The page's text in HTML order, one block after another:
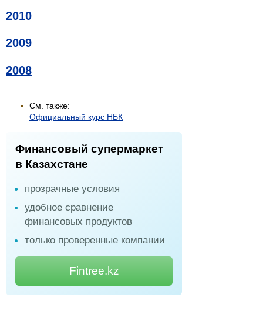
2010
2009
2008
См. также:
Официальный курс НБК
Финансовый супермаркет
в Казахстане
прозрачные условия
удобное сравнение
финансовых продуктов
только проверенные компании
Fintree.kz